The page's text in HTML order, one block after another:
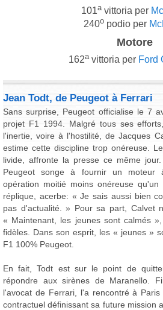
101avittoria per
240opodio per
Motore
162avittoria per Ford
Jean Todt, de Peugeot à Ferrari
Sans surprise, Peugeot officialise le 7
projet F1 1994. Malgré tous ses
l'inertie, voire à l'hostilité, de Jacques
estime cette discipline trop onéreuse.
livide, affronte la presse ce même
Peugeot songe à fournir un moteur
opération moitié moins onéreuse
réplique, acerbe: « Je sais aussi bien
pas d'actualité. » Pour sa part, Calvet
« Maintenant, les jeunes sont calmés
fidèles. Dans son esprit, les « jeunes »
F1 100% Peugeot.
En fait, Todt est sur le point de
répondre aux sirènes de Maranello.
l'avocat de Ferrari, l'a rencontré à
contractuel définissant sa future mission